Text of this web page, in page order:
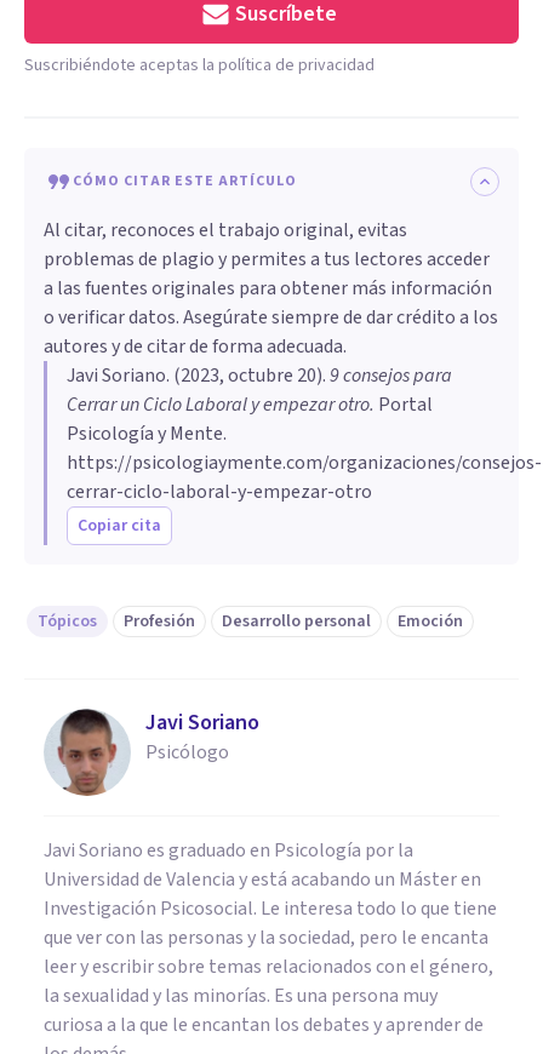
Suscríbete
Suscribiéndote aceptas la política de privacidad
CÓMO CITAR ESTE ARTÍCULO
Al citar, reconoces el trabajo original, evitas
problemas de plagio y permites a tus lectores acceder
a las fuentes originales para obtener más información
o verificar datos. Asegúrate siempre de dar crédito a los
autores y de citar de forma adecuada.
Javi Soriano. (2023, octubre 20).9 consejos para
Cerrar un Ciclo Laboral y empezar otro. Portal
Psicología y Mente.
https://psicologiaymente.com/organizaciones/consejos-
cerrar-ciclo-laboral-y-empezar-otro
Copiar cita
Tópicos Profesión Desarrollo personal Emoción
Javi Soriano
Psicólogo
Javi Soriano es graduado en Psicología por la
Universidad de Valencia y está acabando un Máster en
Investigación Psicosocial. Le interesa todo lo que tiene
que ver con las personas y la sociedad, pero le encanta
leer y escribir sobre temas relacionados con el género,
la sexualidad y las minorías. Es una persona muy
curiosa a la que le encantan los debates y aprender de